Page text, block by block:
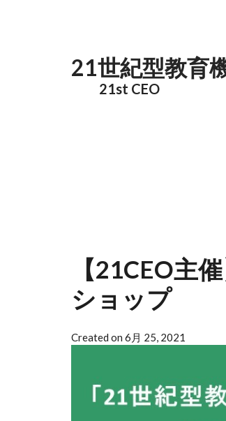
21世紀型教育
21st CEO
【21CEO主
ショップ
Created on 6月 25, 2021